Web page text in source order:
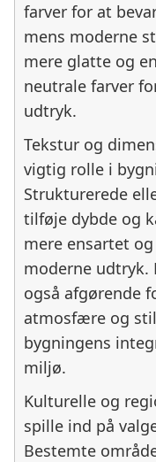
farver for at
mens moderne
mere glatte og
neutrale farver
udtryk.
Tekstur og
vigtig rolle i
Strukturerede
tilføje dybde og
mere ensartet
moderne udtryk.
også afgørende
atmosfære og
bygningens
miljø.
Kulturelle og
spille ind på
Bestemte